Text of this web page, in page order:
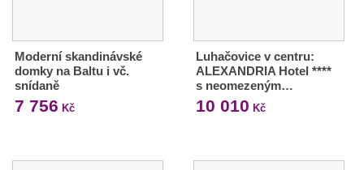
Moderní skandinávské
domky na Baltu i vč.
snídaně
7 756 Kč
Luhačovice v centru:
ALEXANDRIA Hotel ****
s neomezeným…
10 010 Kč